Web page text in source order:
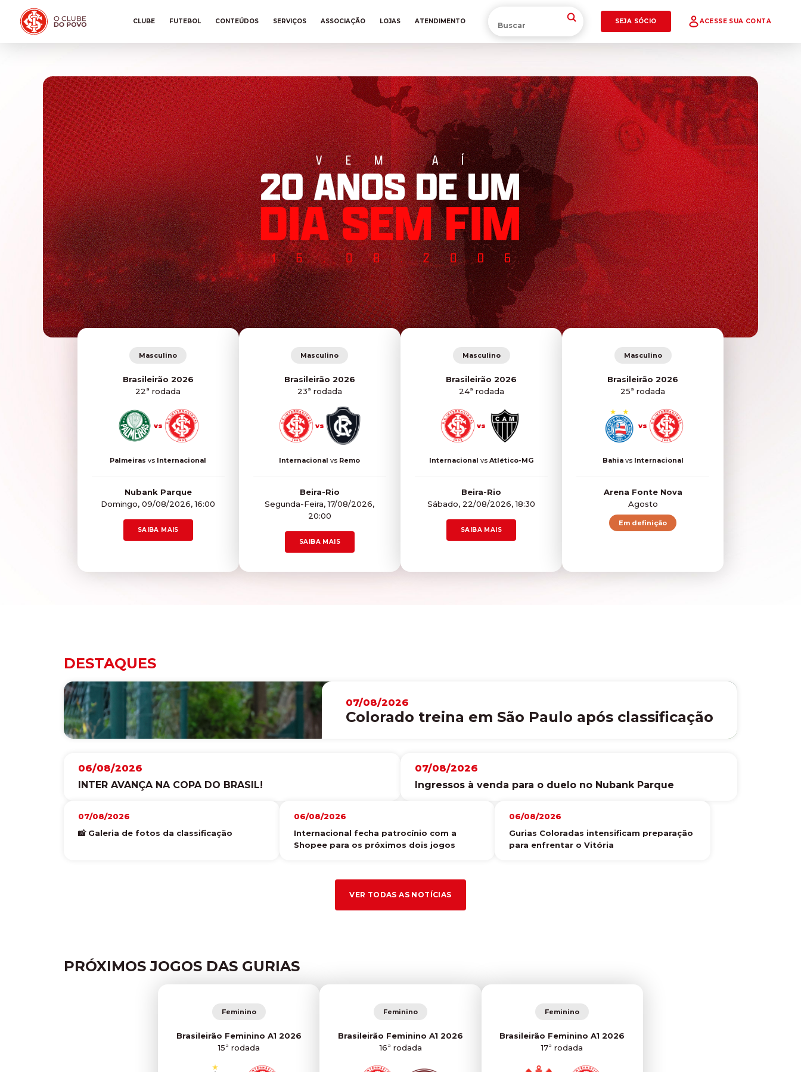
CLUBE FUTEBOL CONTEÚDOS SERVIÇOS ASSOCIAÇÃO LOJAS ATENDIMENTO SEJA SÓCIO ACESSE SUA CONTA
Masculino
Brasileirão 2026
22ª rodada
vs
Palmeiras vs Internacional
Nubank Parque
Domingo, 09/08/2026, 16:00
SAIBA MAIS
Masculino
Brasileirão 2026
23ª rodada
vs
Internacional vs Remo
Beira-Rio
Segunda-Feira, 17/08/2026,
20:00
SAIBA MAIS
Masculino
Brasileirão 2026
24ª rodada
vs
Internacional vsAtlético-MG
Beira-Rio
Sábado, 22/08/2026, 18:30
SAIBA MAIS
Masculino
Brasileirão 2026
25ª rodada
vs
Bahiavs Internacional
Arena Fonte Nova
Agosto
Em definição
DESTAQUES
07/08/2026
Colorado treina em São Paulo após classificação
06/08/2026
INTER AVANÇA NA COPA DO BRASIL!
07/08/2026
Ingressos à venda para o duelo no Nubank Parque
07/08/2026
📸 Galeria de fotos da classificação
06/08/2026
Internacional fecha patrocínio com a
Shopee para os próximos dois jogos
06/08/2026
Gurias Coloradas intensificam preparação
para enfrentar o Vitória
VER TODAS AS NOTÍCIAS
PRÓXIMOS JOGOS DAS GURIAS
Feminino
Brasileirão Feminino A1 2026
15ª rodada
Feminino
Brasileirão Feminino A1 2026
16ª rodada
Feminino
Brasileirão Feminino A1 2026
17ª rodada